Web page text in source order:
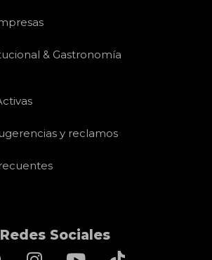
& Gastronomía
y reclamos
Redes Sociales